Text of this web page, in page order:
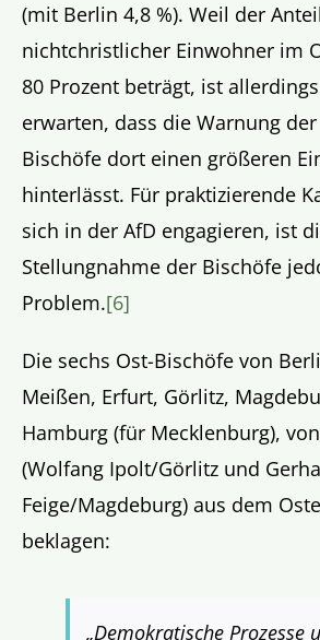
(mit Berlin 4,8 %). Weil der Anteil
nichtchristlicher Einwohner im
80 Prozent beträgt, ist
erwarten, dass die Warnung
Bischöfe dort einen größeren
hinterlässt. Für praktizierende
sich in der AfD engagieren, ist
Stellungnahme der Bischöfe
Problem.[6]
Die sechs Ost-Bischöfe von
Meißen, Erfurt, Görlitz,
Hamburg (für Mecklenburg),
(Wolfang Ipolt/Görlitz und
Feige/Magdeburg) aus dem
beklagen:
„Demokratische Prozesse